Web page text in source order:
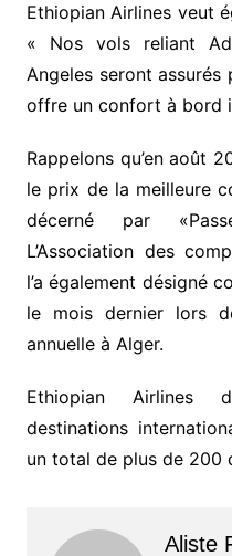
Ethiopian Airlines veut
« Nos vols reliant
Angeles seront assurés
offre un confort à bord
Rappelons qu’en août
le prix de la meilleure
décerné par
L’Association des
l’a également désigné
le mois dernier lors
annuelle à Alger.
Ethiopian Airlines
destinations
un total de plus de 200
Aliste